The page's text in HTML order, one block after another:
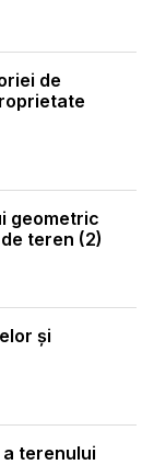
de
geometric
teren (2)
și
terenului